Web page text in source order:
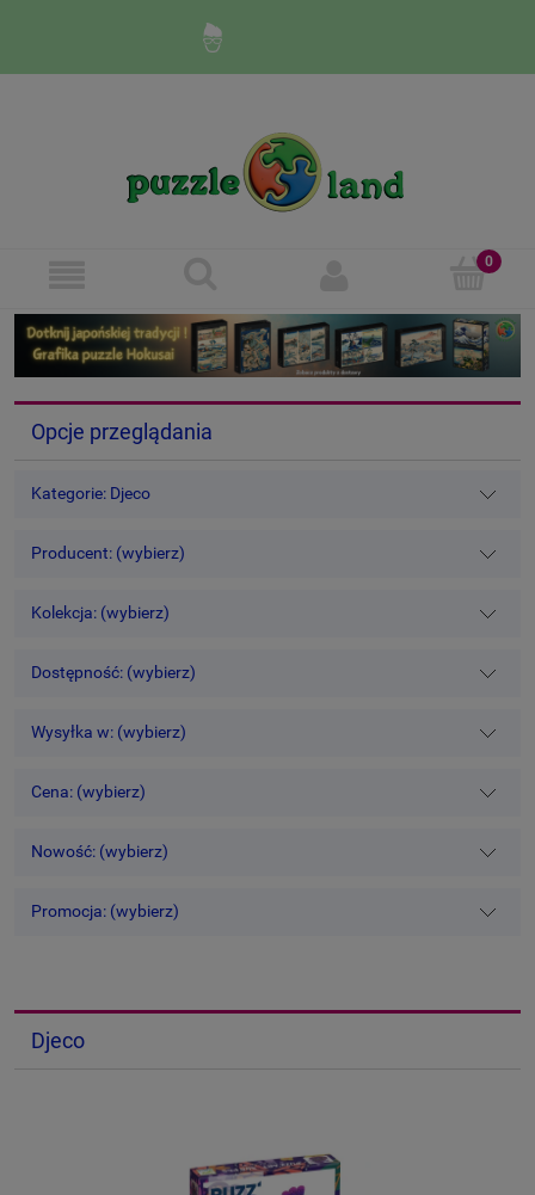
Opcje przeglądania
Kategorie: Djeco
Producent: (wybierz)
Kolekcja: (wybierz)
Dostępność: (wybierz)
Wysyłka w: (wybierz)
Cena: (wybierz)
Nowość: (wybierz)
Promocja: (wybierz)
Djeco